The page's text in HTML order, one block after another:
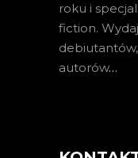
roku i
fiction.
autorów…